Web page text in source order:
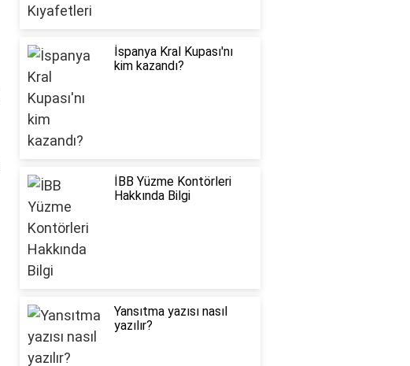
İspanya Kral Kupası'nı
kim kazandı?
İBB Yüzme Kontörleri
Hakkında Bilgi
Yansıtma yazısı nasıl
yazılır?